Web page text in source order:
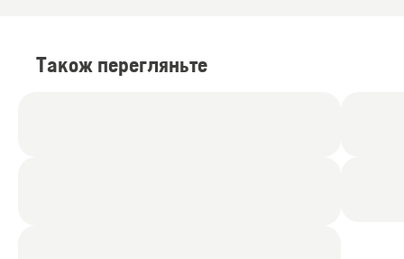
Також перегляньте